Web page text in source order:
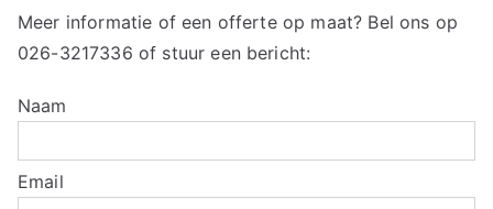
Meer informatie of een offerte op maat? Bel ons op
026-3217336 of stuur een bericht:
Naam
Email